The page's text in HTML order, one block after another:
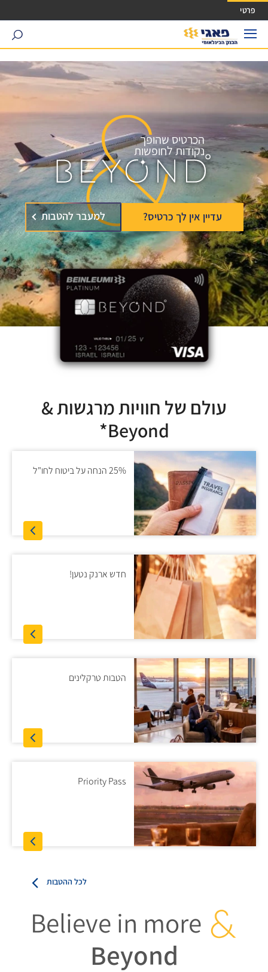
גישה ישירה לכפתור כניסה לחשבונך
פרטי
search
הכרטיס שהופך
נקודות לחופשות
עדיין אין לך כרטיס? למעבר להטבות
עולם של חוויות מרגשות &
Beyond*
25% הנחה על ביטוח לחו"ל
חדש ארנק נטען!
הטבות טרקלינים
Priority Pass
לכל ההטבות
Believe in more &
Beyond